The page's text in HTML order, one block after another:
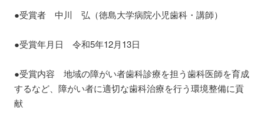
●受賞者 中川 弘（徳島大学病院小児歯科・講師）
●受賞年月日 令和5年12月13日
●受賞内容 地域の障がい者歯科診療を担う歯科医師を育成
するなど、障がい者に適切な歯科治療を行う環境整備に貢
献